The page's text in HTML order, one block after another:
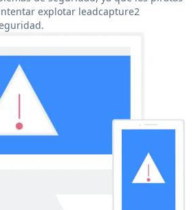
explotar leadcapture2